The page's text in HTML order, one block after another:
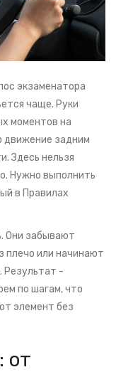
экзаменатора
чаще. Руки
моментов на
движение задним
Здесь нельзя
Нужно выполнить
в Правилах
Они забывают
плечо или начинают
Результат -
по шагам, что
элемент без
от